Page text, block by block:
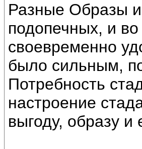
Разные Образы
подопечных, и
своевременно
было сильным,
Потребность
настроение
выгоду, образу и